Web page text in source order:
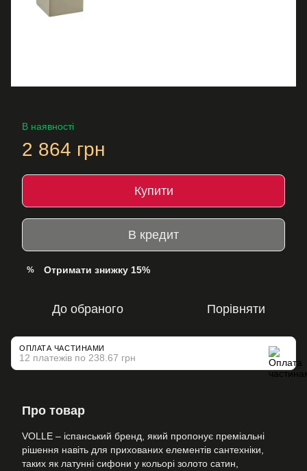
В наявності
2 864 грн
Купити
В кредит
% Отримати знижку 15%
До обраного Порівняти
ОПЛАТА ЧАСТИНАМИ
12 платежів по 238.67 грн
Про товар
VOLLE – іспанський бренд, який пропонує преміальні
рішення навіть для прихованих елементів сантехніки,
таких як латунні сифони у кольорі золото сатин,